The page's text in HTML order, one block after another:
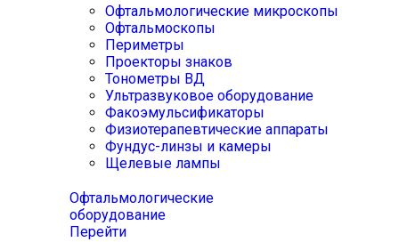
Офтальмологические микроскопы
Офтальмоскопы
Периметры
Проекторы знаков
Тонометры ВД
Ультразвуковое оборудование
Факоэмульсификаторы
Физиотерапевтические аппараты
Фундус-линзы и камеры
Щелевые лампы
Офтальмологические
оборудование
Перейти